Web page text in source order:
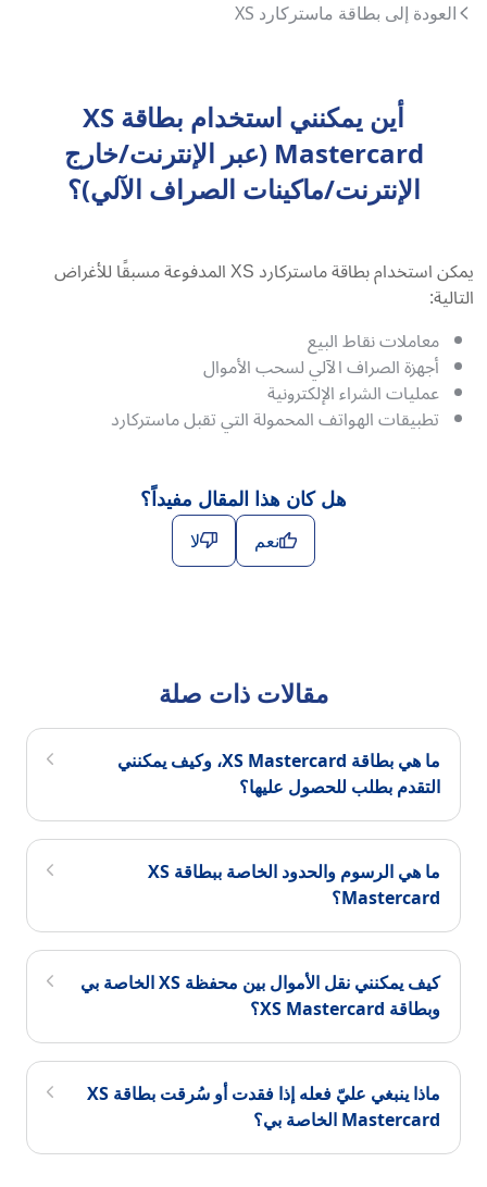
العودة إلى بطاقة ماستركارد XS
أين يمكنني استخدام بطاقة XS
Mastercard (عبر الإنترنت/خارج
الإنترنت/ماكينات الصراف الآلي)؟
يمكن استخدام بطاقة ماستركارد XS المدفوعة مسبقًا للأغراض
التالية:
معاملات نقاط البيع
أجهزة الصراف الآلي لسحب الأموال
عمليات الشراء الإلكترونية
تطبيقات الهواتف المحمولة التي تقبل ماستركارد
هل كان هذا المقال مفيداً؟
نعم لا
مقالات ذات صلة
ما هي بطاقة XS Mastercard، وكيف يمكنني
التقدم بطلب للحصول عليها؟
ما هي الرسوم والحدود الخاصة ببطاقة XS
Mastercard؟
كيف يمكنني نقل الأموال بين محفظة XS الخاصة بي
وبطاقة XS Mastercard؟
ماذا ينبغي عليّ فعله إذا فقدت أو سُرقت بطاقة XS
Mastercard الخاصة بي؟